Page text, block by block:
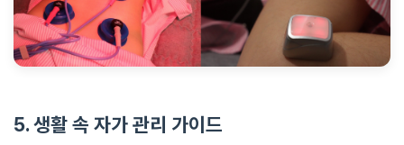
5. 생활 속 자가 관리 가이드